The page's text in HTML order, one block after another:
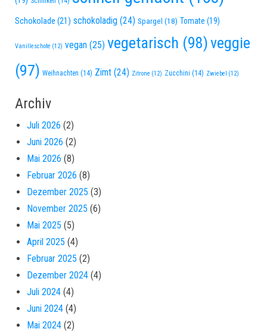
Schokolade (21) schokoladig (24) Spargel (18) Tomate (19)
Vanilleschote (12) vegan (25) vegetarisch (98)veggie
(97) Weihnachten (14) Zimt (24) Zitrone (12) Zucchini (14) Zwiebel (12)
Archiv
Juli 2026 (2)
Juni 2026 (2)
Mai 2026 (8)
Februar 2026 (8)
Dezember 2025 (3)
November 2025 (6)
Mai 2025 (5)
April 2025 (4)
Februar 2025 (2)
Dezember 2024 (4)
Juli 2024 (4)
Juni 2024 (4)
Mai 2024 (2)